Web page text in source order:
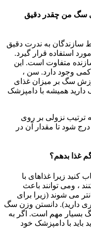
سگ من چقدر دقیق
سازندگان به ندرت دقیق
استفاده قرار گیرد.
متفاوت است. این
وجود دارد. سن ،
سگ بر میزان غذای
دارید همیشه با دامپزشک
ترتیب نزولی بر روی
اولیه باید درج شود تا مقدار آن در
غذا بدهم؟
کنید زیرا غذاهای با
، ومی توانند باعث
می شوند (زیرا برای
دارید). دانستن وزن سگ
بسیار مهم است. اگر به
باید با دامپزشک خود